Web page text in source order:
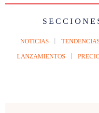
NOTICIAS
LANZAMIENTOS